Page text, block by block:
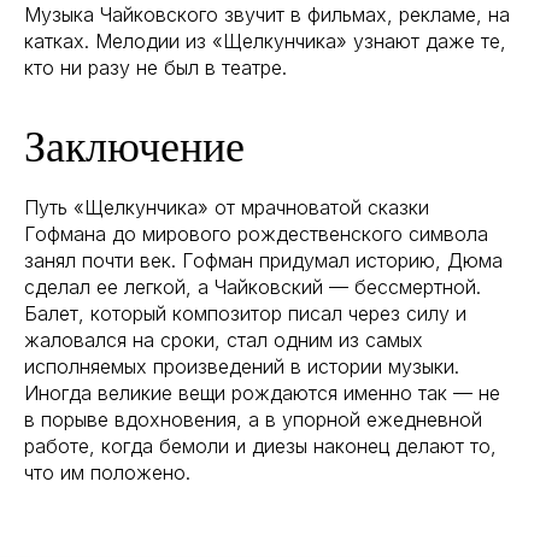
Музыка Чайковского звучит в фильмах, рекламе, на
катках. Мелодии из «Щелкунчика» узнают даже те,
кто ни разу не был в театре.
Заключение
Путь «Щелкунчика» от мрачноватой сказки
Гофмана до мирового рождественского символа
занял почти век. Гофман придумал историю, Дюма
сделал ее легкой, а Чайковский — бессмертной.
Балет, который композитор писал через силу и
жаловался на сроки, стал одним из самых
исполняемых произведений в истории музыки.
Иногда великие вещи рождаются именно так — не
в порыве вдохновения, а в упорной ежедневной
работе, когда бемоли и диезы наконец делают то,
что им положено.